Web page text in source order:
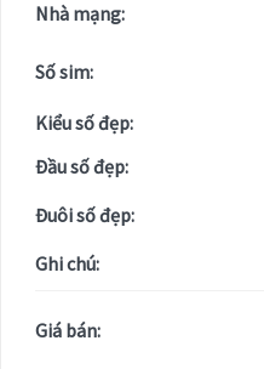
Nhà mạng:
Số sim:
Kiểu số đẹp:
Đầu số đẹp:
Đuôi số đẹp:
Ghi chú:
Giá bán: